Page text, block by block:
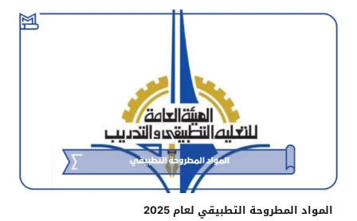
المواد المطروحة التطبيقي لعام 2025